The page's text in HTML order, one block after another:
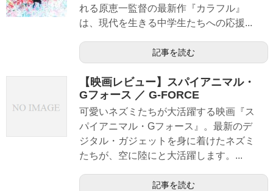
れる原恵一監督の最新作『カラフル』
は、現代を生きる中学生たちへの応援...
記事を読む
【映画レビュー】スパイアニマル・
Gフォース ／ G-FORCE
可愛いネズミたちが大活躍する映画『ス
パイアニマル・Gフォース』。最新のデ
ジタル・ガジェットを身に着けたネズミ
たちが、空に陸にと大活躍します。...
記事を読む